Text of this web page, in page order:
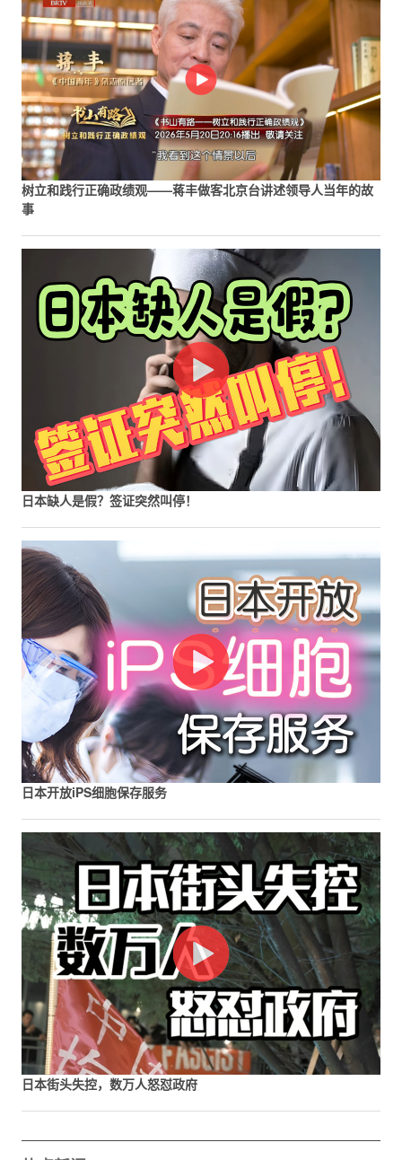
树立和践行正确政绩观——蒋丰做客北京台讲述领导人当年的故
事
日本缺人是假？签证突然叫停！
日本开放iPS细胞保存服务
日本街头失控，数万人怒怼政府